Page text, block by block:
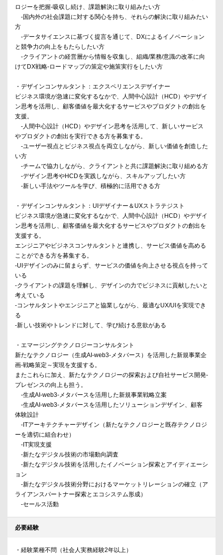
ロジーを把握-吸収し続け、課題解決に取り組みたい方
-国内外の社会課題に対する関心を持ち、それらの解決に取り組みたい
方
-データサイエンスに基づく提言を通じて、DXによるイノベーション
と競争力の向上をもたらしたい方
-クライアントの経営層から情報を収集し、組織/業務/意識の改革に向
けてDX戦略-ロードマップの策定や施策実行をしたい方
・デザインコンサルタント：エクスペリエンスデザイナー
ビジネス環境が急速に変化するなかで、人間中心設計（HCD）やデザイ
ン思考を活用し、顧客価値を最大化するサービスやプロダクトの創出を
支援。
-人間中心設計（HCD）やデザイン思考を活用して、新しいサービス
やプロダクトの創出を実行できる方を募集する。
-ユーザー視点とビジネス視点を両立しながら、新しい価値を創造した
い方
-チームで協力しながら、クライアントと共に課題解決に取り組める方
-デザイン思考やHCDを実践しながら、スキルアップしたい方
-新しい手法やツールを学び、積極的に活用できる方
・デザインコンサルタント：UIデザイナー＆UXストラテジスト
ビジネス環境が急速に変化するなかで、人間中心設計（HCD）やデザイ
ン思考を活用し、顧客価値を最大化するサービスやプロダクトの創出を
支援する。
エンジニアやビジネスコンサルタントと連携し、サービス価値を高める
ことができる方を募集する。
-UIデザインのみに留まらず、サービスの価値を向上させる視点を持って
いる
-クライアントの課題を理解し、デザインの力でビジネスに貢献したいと
考えている
-コンサルタントやエンジニアと協業しながら、最適なUX/UIを実現でき
る
-新しい技術やトレンドに対して、学び続ける意欲がある
・エマージングテクノロジーコンサルタント
新たなテクノロジー（生成AI-web3-メタバース）を活用した新規事業企
画-戦略策定～実現を支援する。
またこれらに加え、新たなテクノロジーの探索および自社サービス開発-
プレゼンスの向上も担う。
-生成AI-web3-メタバースを活用した新規事業戦略立案
-生成AI-web3-メタバースを活用したソリューションデザイン、顧客
体験設計
-ITアーキテクチャーデザイン（新たなテクノロジーと既存テクノロジ
ーを適切に組合わせ）
-IT実現支援
-新たなデジタル技術の市場動向調査
-新たなデジタル技術を活用したイノベーション探索とアイディエーシ
ョン
-新たなデジタル技術分野におけるマーケットリレーションの確立（ア
ライアンスパートナー探索とエコシステム形成）
-セールス活動
必要経験
・経験業種不問（社会人実務経験2年以上）